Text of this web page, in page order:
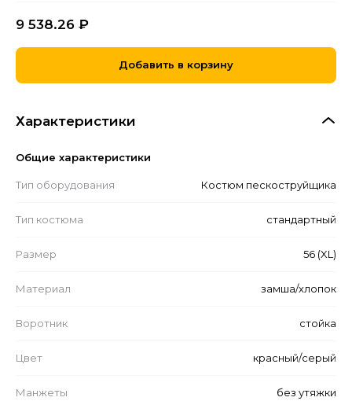
9 538.26 ₽
Добавить в корзину
Характеристики
Общие характеристики
Тип оборудования Костюм пескоструйщика
Тип костюма стандартный
Размер 56 (XL)
Материал замша/хлопок
Воротник стойка
Цвет красный/серый
Манжеты без утяжки